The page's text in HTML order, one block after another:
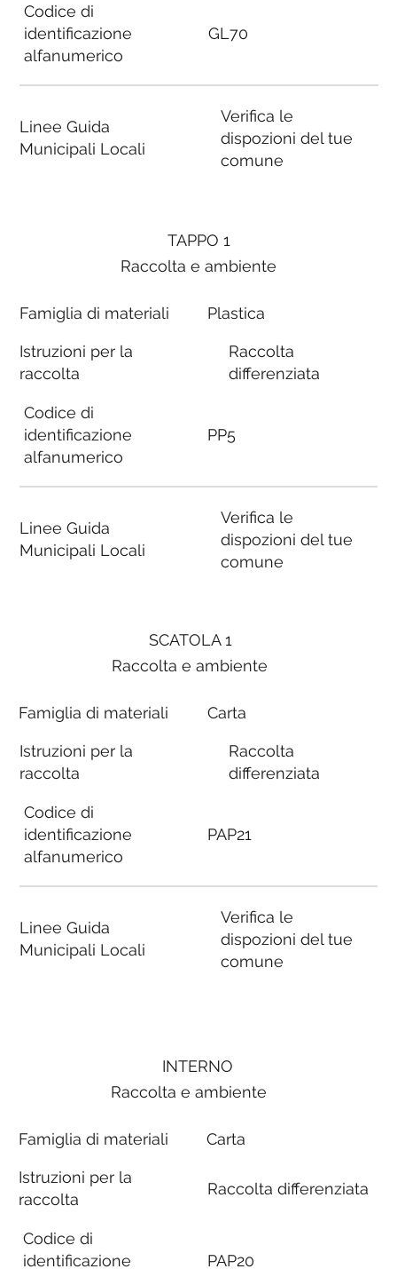
Codice di
identificazione
alfanumerico
Linee Guida
Municipali Locali
GL70
Verifica le
dispozioni del tue
comune
SCATOLA 1
Raccolta e ambiente
Famiglia di materiali
Istruzioni per la
raccolta
Codice di
identificazione
alfanumerico
Linee Guida
Municipali Locali
Carta
Raccolta
differenziata
PAP21
Verifica le
dispozioni del tue
comune
TAPPO 1
Raccolta e ambiente
Famiglia di materiali
Istruzioni per la
raccolta
Codice di
identificazione
alfanumerico
Linee Guida
Municipali Locali
Plastica
Raccolta
differenziata
PP5
Verifica le
dispozioni del tue
comune
INTERNO
Raccolta e ambiente
Famiglia di materiali
Istruzioni per la
raccolta
Codice di
identificazione
Carta
Raccolta differenziata
PAP20